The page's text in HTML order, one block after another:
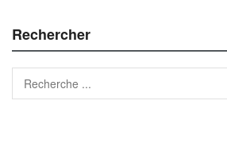
Rechercher